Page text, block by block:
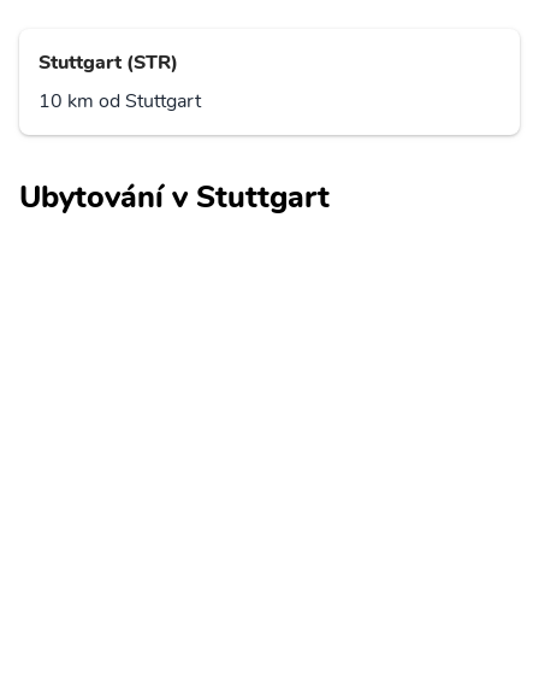
Stuttgart (STR)
10 km od Stuttgart
Ubytování v Stuttgart